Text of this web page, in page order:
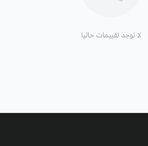
لا توجد تقييمات حاليا